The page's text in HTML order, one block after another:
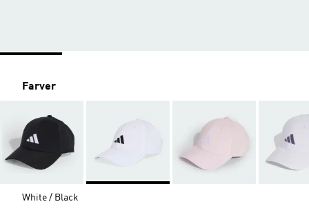
Farver
White / Black